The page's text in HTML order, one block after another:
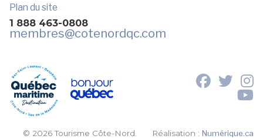
Plan du site
1 888 463-0808
membres@cotenordqc.com
© 2026 Tourisme Côte-Nord. Réalisation :Numérique.ca